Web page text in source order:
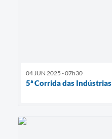
04 JUN 2025 - 07h30
5ª Corrida das Indústrias